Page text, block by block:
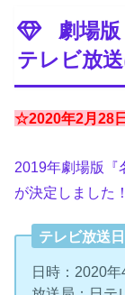
劇場版
テレビ放
☆2020年2月28
2019年劇場版『
が決定しました！
テレビ放送
日時：2020